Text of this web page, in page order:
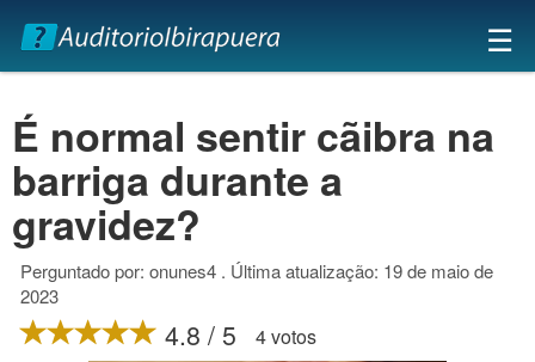
×
☰
É normal sentir cãibra na
barriga durante a
gravidez?
Perguntado por: onunes4 . Última atualização: 19 de maio de
2023
4.8 / 5 4 votos